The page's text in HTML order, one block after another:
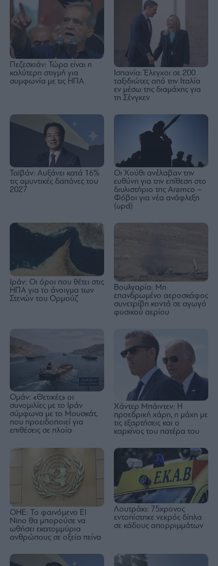
Πεζεσκιάν: Τώρα είναι η
καλύτερη στιγμή για
συμφωνία με τις ΗΠΑ
Ισπανία: Έλεγχοι σε 200
ταξιδιώτες από την Ιταλία
εν μέσω της διαμάχης για
τη Σένγκεν
Ταϊβάν: Αυξάνει κατά 16%
τις αμυντικές δαπάνες του
2027
Οι Χούθι ανέλαβαν την
ευθύνη για την επίθεση στο
διυλιστήριο της Aramco –
Φόβοι για νέα ανάφλεξη
(upd)
Ιράν: Οι όροι που θέτει στις
ΗΠΑ για το άνοιγμα των
Στενών του Ορμούζ
Βουλγαρία: Μη
επανδρωμένο αεροσκάφος
συνετρίβη κοντά σε αγωγό
φυσικού αερίου
Ομάν: «Θετικές» οι
συνομιλίες με το Ιράν
σύμφωνα με το Μουσκάτ,
που προειδοποιεί για
επιθέσεις σε πλοία
Χάντερ Μπάιντεν: Η
προεδρική χάρη, η μάχη με
τις εξαρτήσεις και ο
καρκίνος του πατέρα του
ΟΗΕ: Το φαινόμενο El
Nino θα μπορούσε να
ωθήσει εκατομμύρια
ανθρώπους σε οξεία πείνα
Λουτράκι: 75χρονος
εντοπίστηκε νεκρός δίπλα
σε κάδους απορριμμάτων